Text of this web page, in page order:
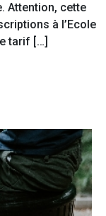
Attention, cette
à l’Ecole
tarif […]